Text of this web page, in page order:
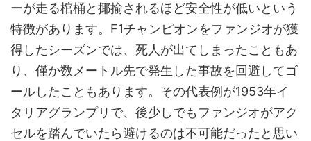
ーが走る棺桶と揶揄されるほど安全性が低いという
特徴があります。F1チャンピオンをファンジオが獲
得したシーズンでは、死人が出てしまったこともあ
り、僅か数メートル先で発生した事故を回避してゴ
ールしたこともあります。その代表例が1953年イ
タリアグランプリで、後少しでもファンジオがアク
セルを踏んでいたら避けるのは不可能だったと思い